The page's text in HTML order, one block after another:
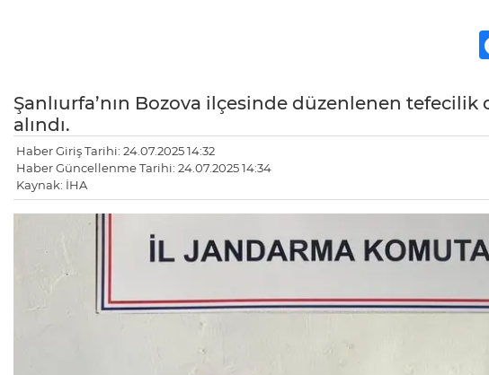
Şanlıurfa’nın Bozova ilçesinde düzenlenen tefecilik
alındı.
Haber Giriş Tarihi: 24.07.2025 14:32
Haber Güncellenme Tarihi: 24.07.2025 14:34
Kaynak: İHA